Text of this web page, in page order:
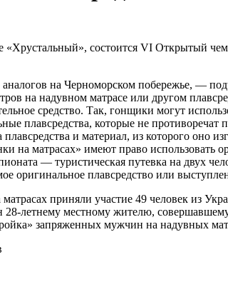
«Хрустальный», состоится VI Открытый
на Черноморском побережье, —
на надувном матрасе или другом
средство. Так, гонщики могут
плавсредства, которые не
и материал, из которого оно
на матрасах» имеют право использовать
— туристическая путевка на двух
оригинальное плавсредство или
приняли участие 49 человек из
28-летнему местному жителю,
запряженных мужчин на надувных